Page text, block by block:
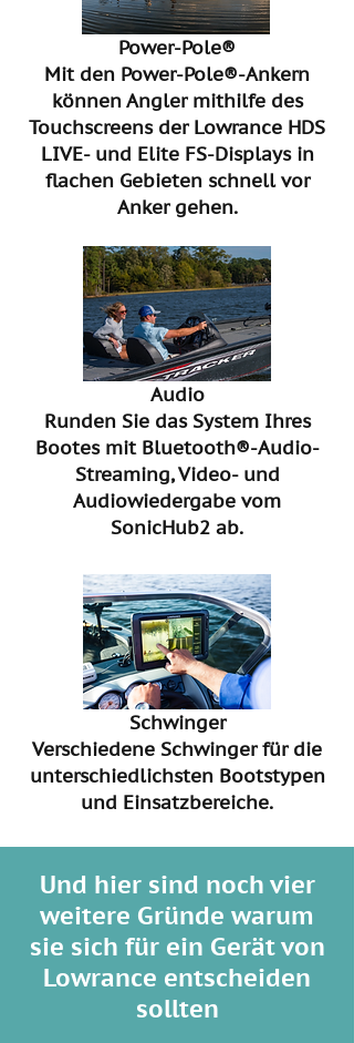
Power-Pole®
Mit den Power-Pole®-Ankern
können Angler mithilfe des
Touchscreens der Lowrance HDS
LIVE- und Elite FS-Displays in
flachen Gebieten schnell vor
Anker gehen.
Audio
Runden Sie das System Ihres
Bootes mit Bluetooth®-Audio-
Streaming, Video- und
Audiowiedergabe vom
SonicHub2 ab.
Schwinger
Verschiedene Schwinger für die
unterschiedlichsten Bootstypen
und Einsatzbereiche.
No
tenemos
Und hier sind noch vier
weitere Gründe warum
sie sich für ein Gerät von
Lowrance entscheiden
sollten